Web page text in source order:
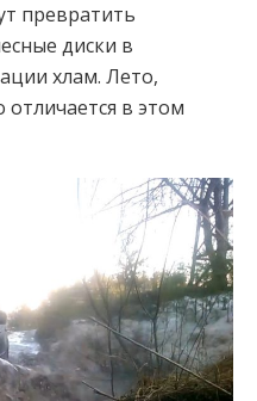
превратить
диски в
хлам. Лето,
в этом